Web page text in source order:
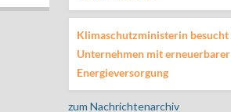
Klimaschutzministerin besucht
Unternehmen mit erneuerbarer
Energieversorgung
zum Nachrichtenarchiv